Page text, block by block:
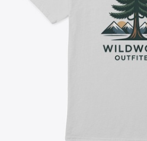
Venda em
Venda